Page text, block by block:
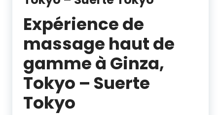
Expérience de
massage haut de
gamme à Ginza,
Tokyo – Suerte
Tokyo